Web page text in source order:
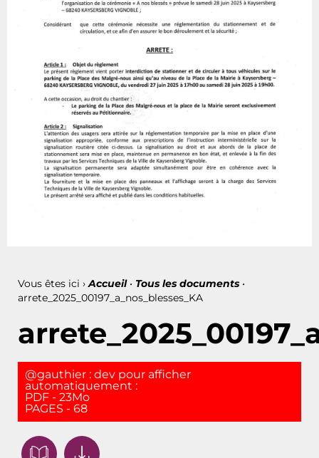
Vous êtes ici › Accueil• Tous les documents •
arrete_2025_00197_a_nos_blesses_KA
@gauthier : dev pour afficher
automatiquement :
PDF - 23Mo
PAGES - 68